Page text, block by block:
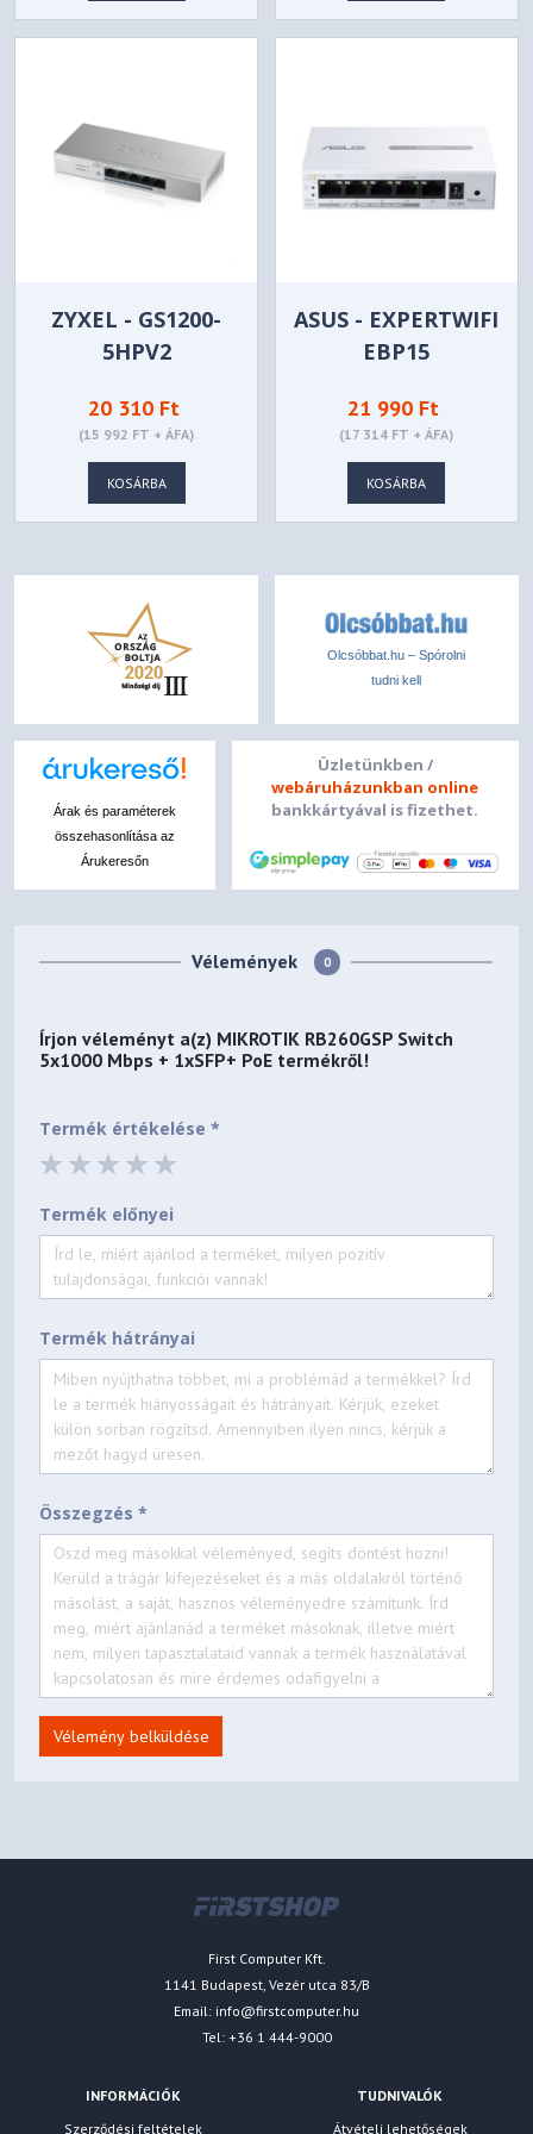
ZYXEL - GS1200-
5HPV2
20 310 Ft
(15 992 FT + ÁFA)
KOSÁRBA
ASUS - EXPERTWIFI
EBP15
21 990 Ft
(17 314 FT + ÁFA)
KOSÁRBA
Olcsóbbat.hu – Spórolni
tudni kell
Árak és paraméterek
összehasonlítása az
Árukeresőn
Üzletünkben /
webáruházunkban online
bankkártyával is fizethet.
Vélemények 0
Írjon véleményt a(z) MIKROTIK RB260GSP Switch
5x1000 Mbps + 1xSFP+ PoE termékről!
Termék értékelése *
Termék előnyei
Termék hátrányai
Összegzés *
Vélemény belküldése
First Computer Kft.
1141 Budapest, Vezér utca 83/B
Email: info@firstcomputer.hu
Tel: +36 1 444-9000
INFORMÁCIÓK
Szerződési feltételek
TUDNIVALÓK
Átvételi lehetőségek